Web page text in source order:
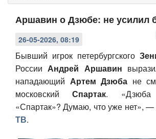
Бизнес
Общество
Культура
Авто
Аршавин о Дзюбе: не усилил
26-05-2026, 08:19
Бывший игрок петербургского
РоссииАндрей Аршавин
нападающий Артем Дзюба не
московскийСпартак.
«Спартак»? Думаю, что уже нет», —
ТВ.